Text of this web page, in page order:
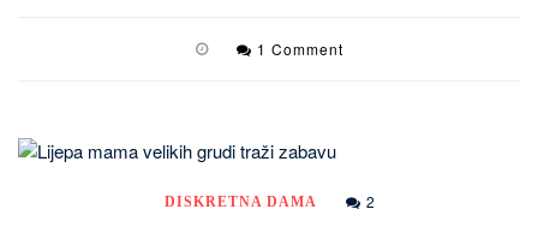
1 Comment
DISKRETNA DAMA 2